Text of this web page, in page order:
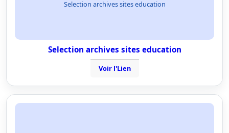
Selection archives sites education
Selection archives sites education
Voir l'Lien